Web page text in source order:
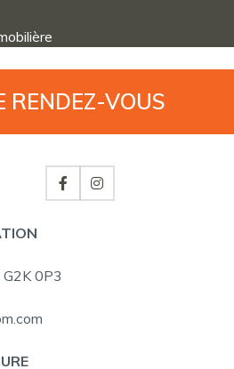
RENDEZ-VOUS
0P3